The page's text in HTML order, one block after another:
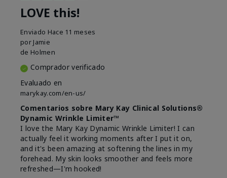
LOVE this!
Enviado Hace 11 meses
por Jamie
de Holmen
Comprador verificado
Evaluado en
marykay.com/en-us/
Comentarios sobre Mary Kay Clinical Solutions®
Dynamic Wrinkle Limiter™
I love the Mary Kay Dynamic Wrinkle Limiter! I can
actually feel it working moments after I put it on,
and it's been amazing at softening the lines in my
forehead. My skin looks smoother and feels more
refreshed—I'm hooked!